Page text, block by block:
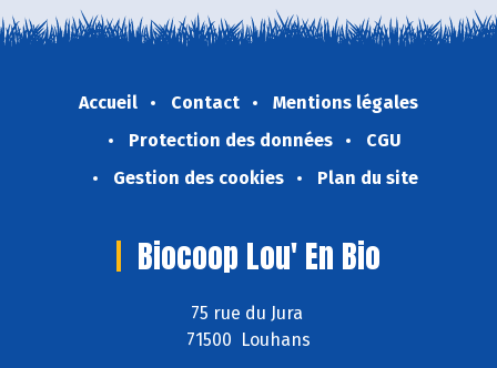
Accueil Contact
Mentions légales
Protection des données
CGU
Gestion des cookies
Plan du site
Biocoop Lou' En Bio
75 rue du Jura
71500 Louhans